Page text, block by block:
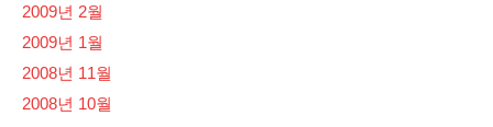
2009년 2월
2009년 1월
2008년 11월
2008년 10월